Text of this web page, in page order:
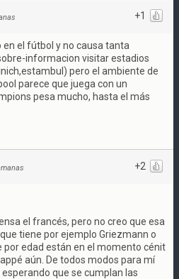
+1
en el fútbol y no causa tanta
informacion visitar estadios
pero el ambiente de
parece que juega con un
pesa mucho, hasta el más
+2
el francés, pero no creo que esa
tiene por ejemplo Griezmann o
por edad están en el momento cénit
aún. De todos modos para mí
que se cumplan las